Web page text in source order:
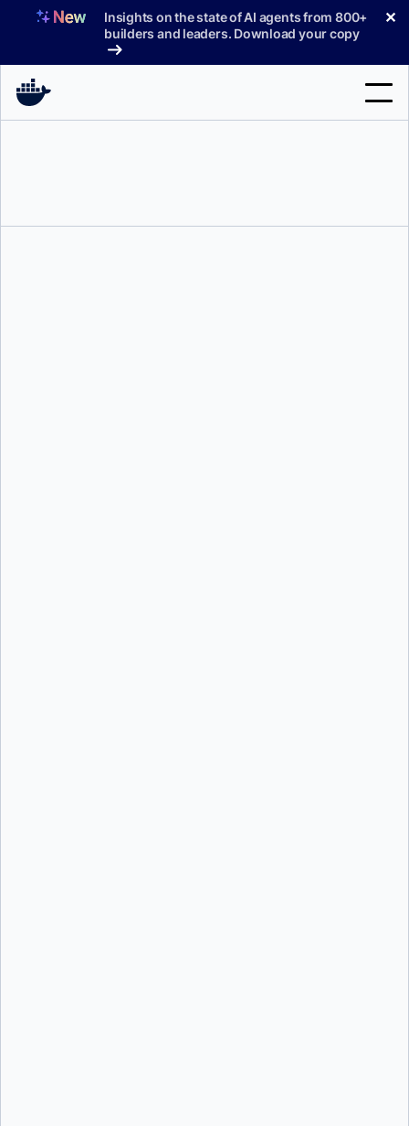
へ
Insights on the state of AI agents from 800+
builders and leaders. Download your copy
✕
サポート